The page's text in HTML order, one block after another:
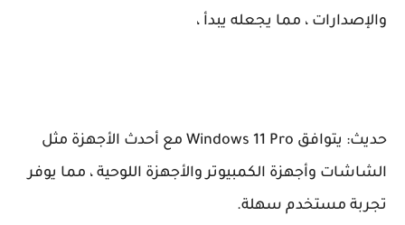
والإصدارات ، مما يجعله يبدأ ،
حديث: يتوافق Windows 11 Pro مع أحدث الأجهزة مثل
الشاشات وأجهزة الكمبيوتر والأجهزة اللوحية ، مما يوفر
تجربة مستخدم سهلة.